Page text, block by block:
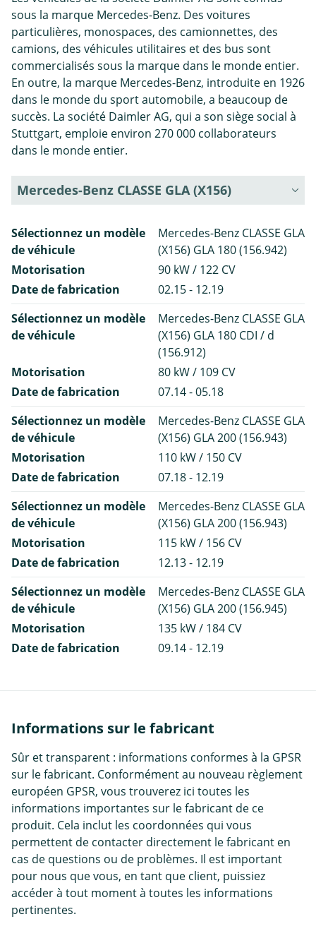
sous la marque Mercedes-Benz. Des voitures
particulières, monospaces, des camionnettes, des
camions, des véhicules utilitaires et des bus sont
commercialisés sous la marque dans le monde entier.
En outre, la marque Mercedes-Benz, introduite en 1926
dans le monde du sport automobile, a beaucoup de
succès. La société Daimler AG, qui a son siège social à
Stuttgart, emploie environ 270 000 collaborateurs
dans le monde entier.
Mercedes-Benz CLASSE GLA (X156)
Sélectionnez un modèle
de véhicule
Mercedes-Benz CLASSE GLA
(X156) GLA 180 (156.942)
Motorisation
90 kW / 122 CV
Date de fabrication
02.15 - 12.19
Sélectionnez un modèle
de véhicule
Mercedes-Benz CLASSE GLA
(X156) GLA 180 CDI / d
(156.912)
Motorisation
80 kW / 109 CV
Date de fabrication
07.14 - 05.18
Sélectionnez un modèle
de véhicule
Mercedes-Benz CLASSE GLA
(X156) GLA 200 (156.943)
Motorisation
110 kW / 150 CV
Date de fabrication
07.18 - 12.19
Sélectionnez un modèle
de véhicule
Mercedes-Benz CLASSE GLA
(X156) GLA 200 (156.943)
Motorisation
115 kW / 156 CV
Date de fabrication
12.13 - 12.19
Sélectionnez un modèle
de véhicule
Mercedes-Benz CLASSE GLA
(X156) GLA 200 (156.945)
Motorisation
135 kW / 184 CV
Date de fabrication
09.14 - 12.19
Informations sur le fabricant
Sûr et transparent : informations conformes à la GPSR
sur le fabricant. Conformément au nouveau règlement
européen GPSR, vous trouverez ici toutes les
informations importantes sur le fabricant de ce
produit. Cela inclut les coordonnées qui vous
permettent de contacter directement le fabricant en
cas de questions ou de problèmes. Il est important
pour nous que vous, en tant que client, puissiez
accéder à tout moment à toutes les informations
pertinentes.